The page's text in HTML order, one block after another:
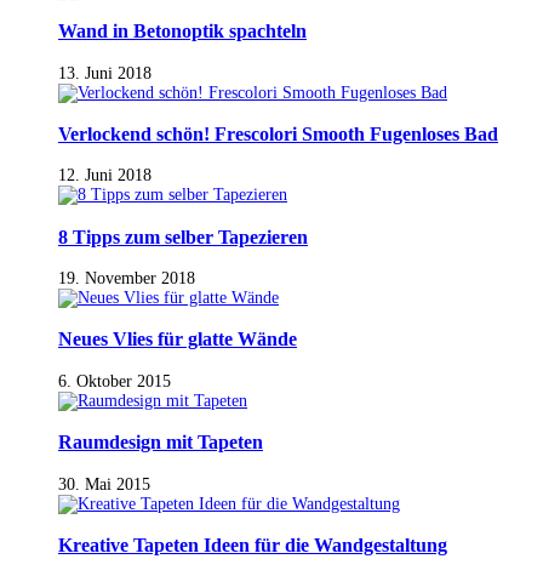
Wand in Betonoptik spachteln
13. Juni 2018
Verlockend schön! Frescolori Smooth Fugenloses Bad
12. Juni 2018
8 Tipps zum selber Tapezieren
19. November 2018
Neues Vlies für glatte Wände
6. Oktober 2015
Raumdesign mit Tapeten
30. Mai 2015
Kreative Tapeten Ideen für die Wandgestaltung